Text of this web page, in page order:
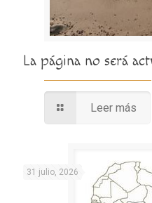
La página no será
Leer más
31 julio, 2026